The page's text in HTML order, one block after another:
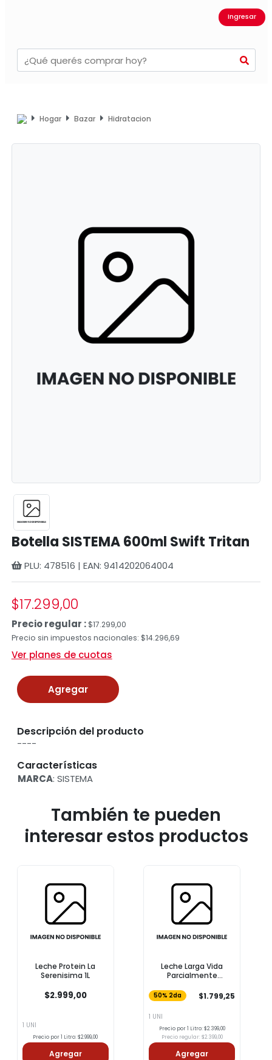
Ingresar
Hogar Bazar Hidratacion
Botella SISTEMA 600ml Swift Tritan
PLU: 478516 | EAN: 9414202064004
$17.299,00
Precio regular :$17.299,00
Precio sin impuestos nacionales: $14.296,69
Ver planes de cuotas
Agregar
Descripción del producto
----
Características
MARCA: SISTEMA
También te pueden
interesar estos productos
Leche Protein La
Serenisima 1L
$2.999,00
1 UNI
Precio por 1 Litro: $2.999,00
Agregar
Leche Larga Vida
Parcialmente
50% 2da $1.799,25
1 UNI
Precio por 1 Litro: $2.399,00
Precio regular: $2.399,00
Agregar